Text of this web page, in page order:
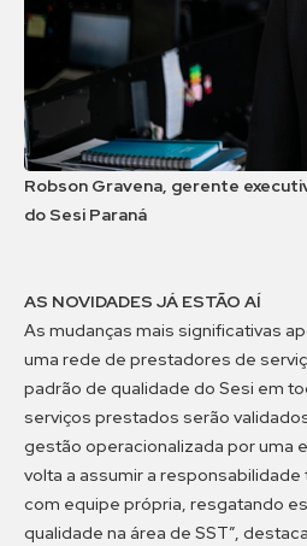
Robson Gravena, gerente
do Sesi Paraná
AS NOVIDADES JÁ ESTÃO AÍ
As mudanças mais significativas
uma rede de prestadores de
padrão de qualidade do Sesi em
serviços prestados serão
gestão operacionalizada por uma
volta a assumir a
com equipe própria, resgatando
qualidade na área de SST”,